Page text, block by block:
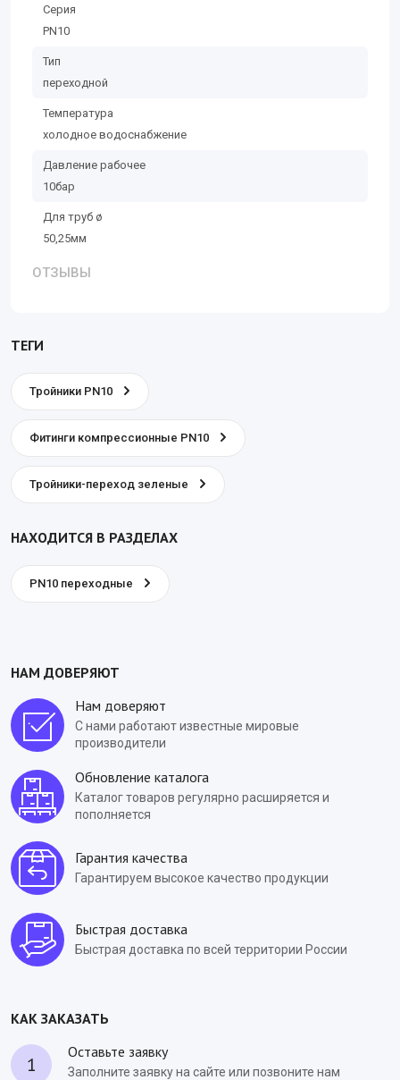
Серия
PN10
Тип
переходной
Температура
холодное водоснабжение
Давление рабочее
10бар
Для труб ø
50,25мм
ОТЗЫВЫ
ТЕГИ
Тройники PN10
Фитинги компрессионные PN10
Тройники-переход зеленые
НАХОДИТСЯ В РАЗДЕЛАХ
PN10 переходные
НАМ ДОВЕРЯЮТ
Нам доверяют
С нами работают известные мировые
производители
Обновление каталога
Каталог товаров регулярно расширяется и
пополняется
Гарантия качества
Гарантируем высокое качество продукции
Быстрая доставка
Быстрая доставка по всей территории России
КАК ЗАКАЗАТЬ
1
Оставьте заявку
Заполните заявку на сайте или позвоните нам